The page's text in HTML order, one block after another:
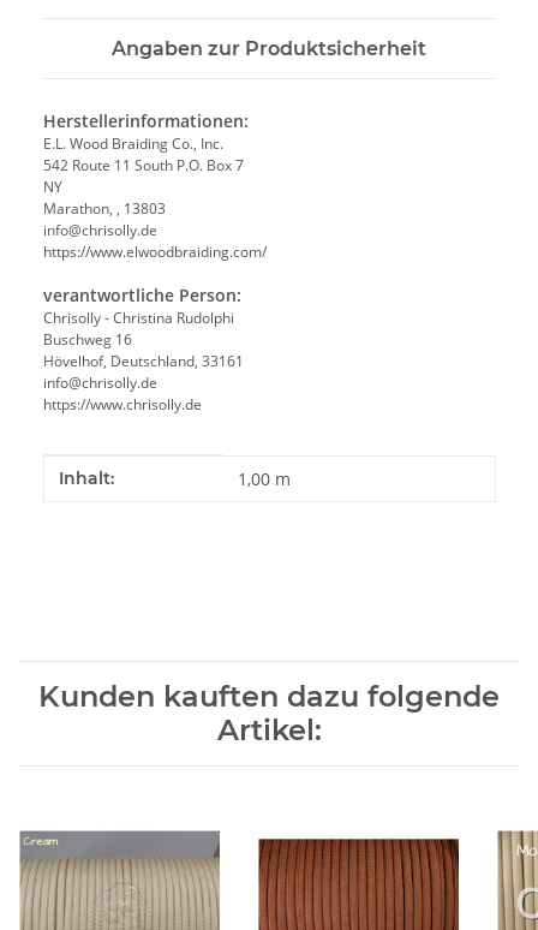
Angaben zur Produktsicherheit
Herstellerinformationen:
E.L. Wood Braiding Co., Inc.
542 Route 11 South P.O. Box 7
NY
Marathon, , 13803
info@chrisolly.de
https://www.elwoodbraiding.com/
verantwortliche Person:
Chrisolly - Christina Rudolphi
Buschweg 16
Hövelhof, Deutschland, 33161
info@chrisolly.de
https://www.chrisolly.de
Produkteigenschaft
Wert
Inhalt: 1,00 m
Kunden kauften dazu folgende
Artikel: